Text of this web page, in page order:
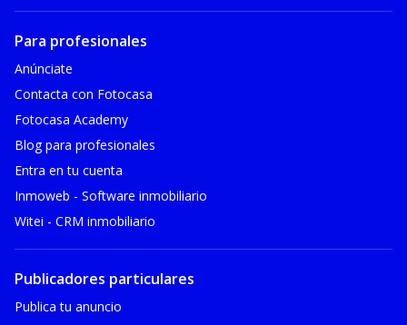
Para profesionales
Anúnciate
Contacta con Fotocasa
Fotocasa Academy
Blog para profesionales
Entra en tu cuenta
Inmoweb - Software inmobiliario
Witei - CRM inmobiliario
Publicadores particulares
Publica tu anuncio